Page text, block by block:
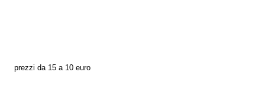
prezzi da 15 a 10 euro